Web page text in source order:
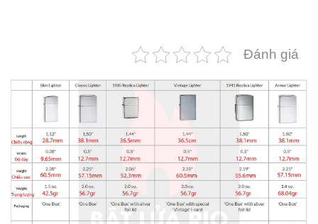
Đánh giá